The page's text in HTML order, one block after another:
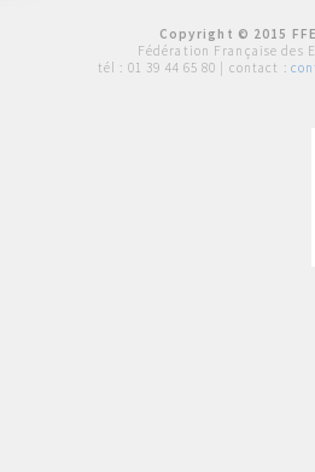
Copyright © 2015
Fédération Française des
tél : 01 39 44 65 80 | contact :